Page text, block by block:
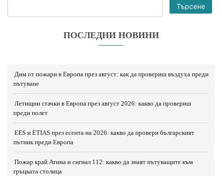
Търсене
ПОСЛЕДНИ НОВИНИ
Дим от пожари в Европа през август: как да провериш въздуха преди
пътуване
Летищни стачки в Европа през август 2026: какво да провериш
преди полет
EES и ETIAS през есента на 2026: какво да провери българският
пътник преди Европа
Пожар край Атина и сигнал 112: какво да знаят пътуващите към
гръцката столица